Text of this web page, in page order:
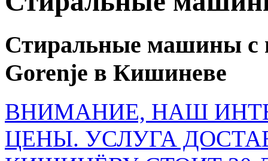
Стиральные машины с
Gorenje в Кишиневе
ВНИМАНИЕ, НАШ
ЦЕНЫ. УСЛУГА